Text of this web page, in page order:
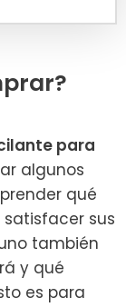
para
algunos
qué
sus
también
y qué
es para